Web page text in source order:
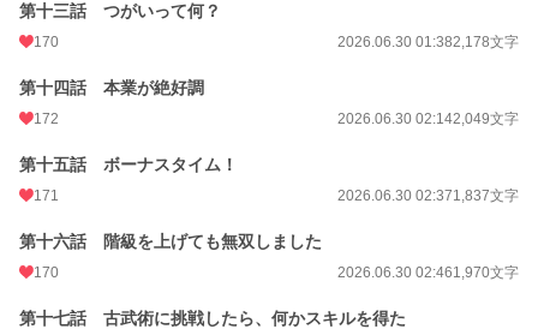
第十三話 つがいって何？
170 2026.06.30 01:382,178文字
第十四話 本業が絶好調
172 2026.06.30 02:142,049文字
第十五話 ボーナスタイム！
171 2026.06.30 02:371,837文字
第十六話 階級を上げても無双しました
170 2026.06.30 02:461,970文字
第十七話 古武術に挑戦したら、何かスキルを得た